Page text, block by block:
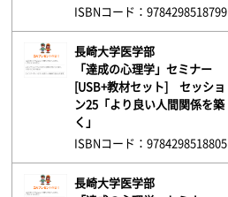
ISBNコード：9784298518799
長崎大学医学部
「達成の心理学」セミナー
[USB+教材セット] セッショ
ン25「より良い人間関係を築
く」
ISBNコード：9784298518805
長崎大学医学部